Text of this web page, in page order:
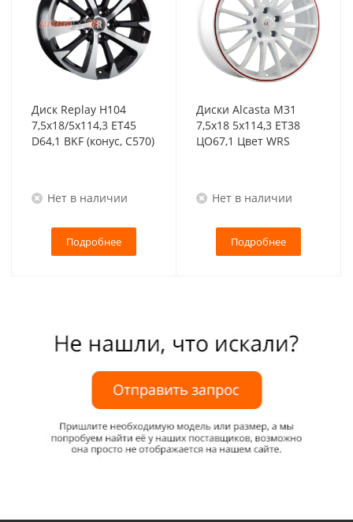
Диск Replay H104
7,5x18/5x114,3 ET45
D64,1 BKF (конус, C570)
Нет в наличии
Подробнее
Диски Alcasta M31
7,5x18 5x114,3 ET38
ЦО67,1 Цвет WRS
Нет в наличии
Подробнее